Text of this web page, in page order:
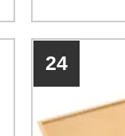
24